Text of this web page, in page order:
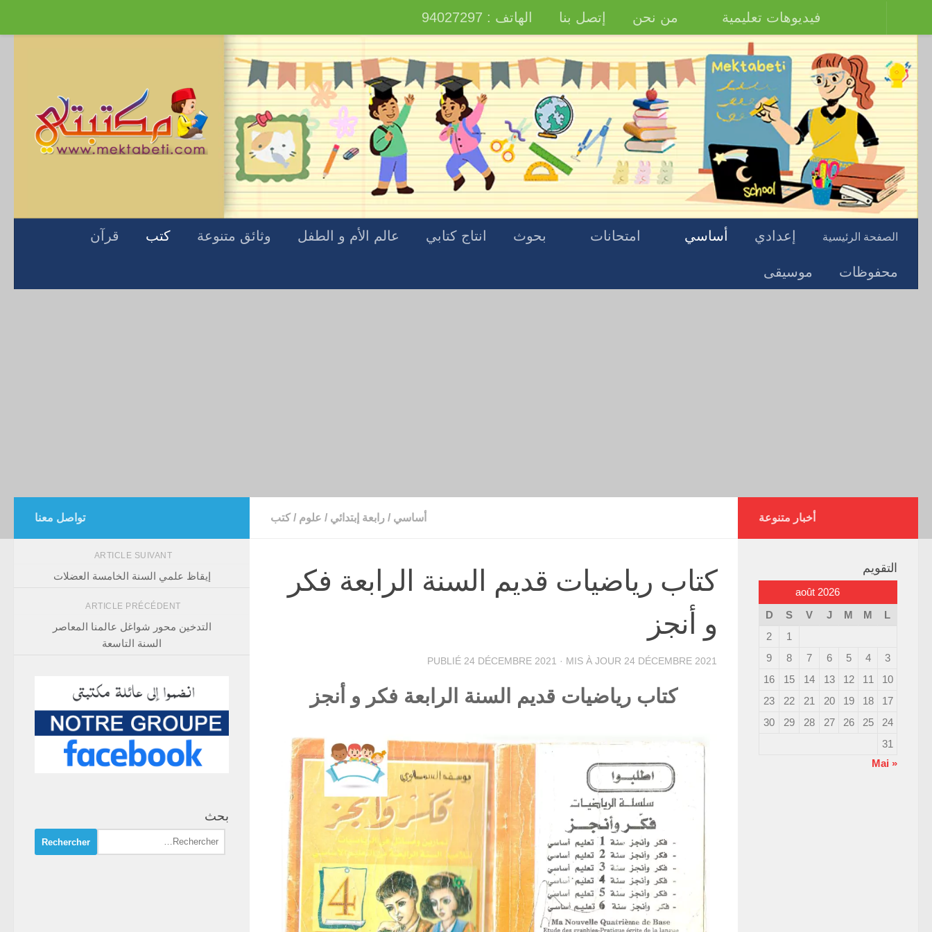
فيديوهات تعليمية من نحن إتصل بنا الهاتف : 94027297
الصفحة الرئيسية إعدادي أساسي امتحانات بحوث انتاج كتابي عالم الأم و الطفل وثائق متنوعة كتب قرآن
محفوظات موسيقى
أساسي / رابعة إبتدائي / علوم / كتب
كتاب رياضيات قديم السنة الرابعة فكر
و أنجز
PUBLIÉ 24 DÉCEMBRE 2021 · MIS À JOUR 24 DÉCEMBRE 2021
كتاب رياضيات قديم السنة الرابعة فكر و أنجز
تواصل معنا
ARTICLE SUIVANT
إيقاظ علمي السنة الخامسة العضلات
ARTICLE PRÉCÉDENT
التدخين محور شواغل عالمنا المعاصر
السنة التاسعة
بحث
Rechercher :
أخبار متنوعة
التقويم
août 2026
L
M
M
J
V
S
D
1
2
3
4
5
6
7
8
9
10
11
12
13
14
15
16
17
18
19
20
21
22
23
24
25
26
27
28
29
30
31
« Mai